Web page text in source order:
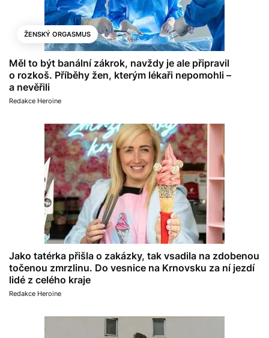
ŽENSKÝ ORGASMUS
Měl to být banální zákrok, navždy je ale připravil
o rozkoš. Příběhy žen, kterým lékaři nepomohli –
a nevěřili
Redakce Heroine
Jako tatérka přišla o zakázky, tak vsadila na zdobenou
točenou zmrzlinu. Do vesnice na Krnovsku za ní jezdí
lidé z celého kraje
Redakce Heroine